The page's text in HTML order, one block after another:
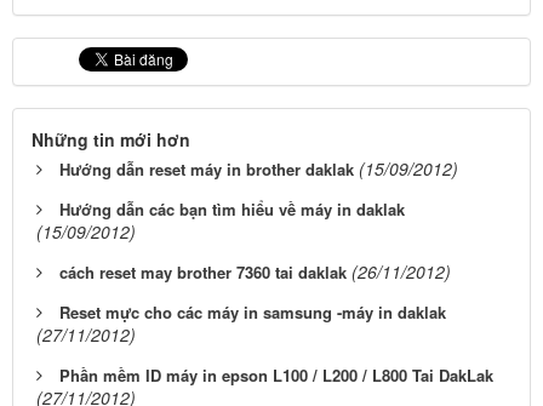
Những tin mới hơn
Hướng dẫn reset máy in brother daklak (15/09/2012)
Hướng dẫn các bạn tìm hiểu về máy in daklak
(15/09/2012)
cách reset may brother 7360 tai daklak (26/11/2012)
Reset mực cho các máy in samsung -máy in daklak
(27/11/2012)
Phần mềm ID máy in epson L100 / L200 / L800 Tai DakLak
(27/11/2012)